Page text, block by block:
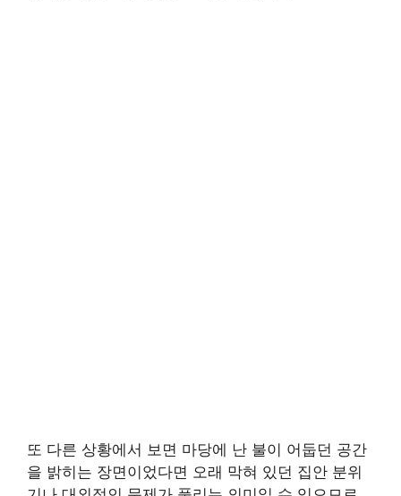
또 다른 상황에서 보면 마당에 난 불이 어둡던 공간
을 밝히는 장면이었다면 오래 막혀 있던 집안 분위